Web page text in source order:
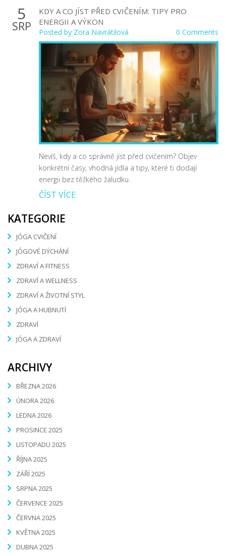
5
SRP
KDY A CO JÍST PŘED CVIČENÍM: TIPY PRO
ENERGII A VÝKON
Posted by Zora Navrátilová 0 Comments
Nevíš, kdy a co správně jíst před cvičením? Objev
konkrétní časy, vhodná jídla a tipy, které ti dodají
energii bez těžkého žaludku.
ČÍST VÍCE
KATEGORIE
JÓGA CVIČENÍ
JÓGOVÉ DÝCHÁNÍ
ZDRAVÍ A FITNESS
ZDRAVÍ A WELLNESS
ZDRAVÍ A ŽIVOTNÍ STYL
JÓGA A HUBNUTÍ
ZDRAVÍ
JÓGA A ZDRAVÍ
ARCHIVY
BŘEZNA 2026
ÚNORA 2026
LEDNA 2026
PROSINCE 2025
LISTOPADU 2025
ŘÍJNA 2025
ZÁŘÍ 2025
SRPNA 2025
ČERVENCE 2025
ČERVNA 2025
KVĚTNA 2025
DUBNA 2025